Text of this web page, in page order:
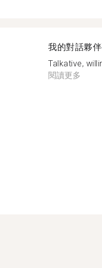
我的對話夥
Talkative,
閱讀更多